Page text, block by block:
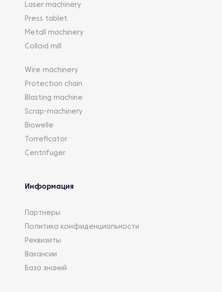
Laser machinery
Press tablet
Metall machinery
Colloid mill
Wire machinery
Protection chain
Blasting machine
Scrap-machinery
Biowelle
Torreficator
Centrifuger
Информация
Партнеры
Политика конфиденциальности
Реквизиты
Вакансии
База знаний